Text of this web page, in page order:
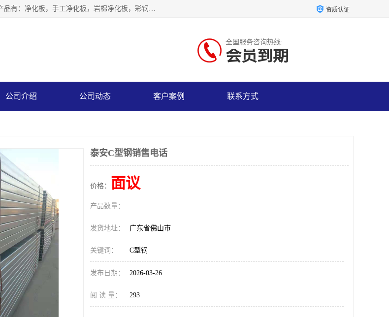
山东中汇彩钢有限公司专业从事聚氨酯封边岩棉板、岩棉板的生产制造，主要产品有：净化板，手工净化板，岩棉净化板，彩钢板，聚氨酯封边岩棉复合板，聚氨酯封边岩棉夹芯板。 资质认证
全国服务咨询热线:
会员到期
公司介绍 公司动态 客户案例 联系方式
泰安C型钢销售电话
价格： 面议
产品数量：
发货地址： 广东省佛山市
关键词： C型钢
发布日期： 2026-03-26
阅 读 量： 293